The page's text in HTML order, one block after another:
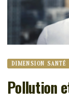
DIMENSION SANTÉ
Pollution